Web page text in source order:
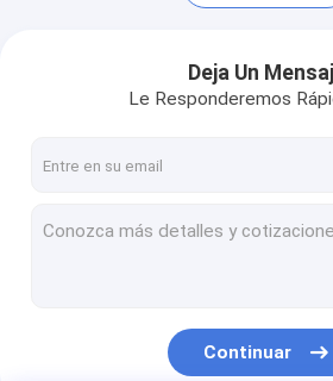
Escaleras automotoras del
Aeropuerto Ambulift
Camión de servicio de lavabo
Deja Un
Le Responderemos
Continuar